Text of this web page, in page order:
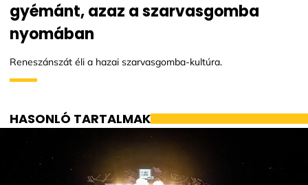
gyémánt, azaz a szarvasgomba
nyomában
Reneszánszát éli a hazai szarvasgomba-kultúra.
HASONLÓ TARTALMAK